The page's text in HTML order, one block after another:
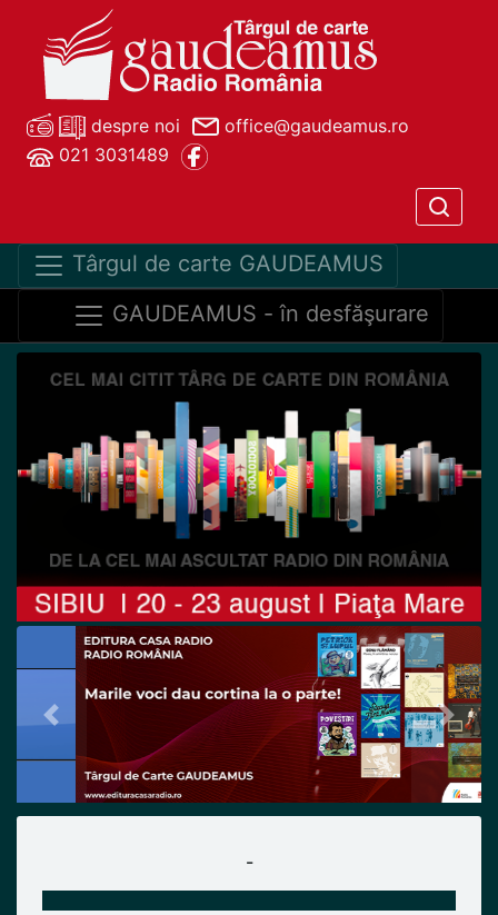
despre noi
office@gaudeamus.ro
021 3031489
Târgul de carte GAUDEAMUS
GAUDEAMUS - în desfăşurare
Previous Next
-